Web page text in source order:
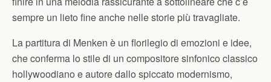
sempre un lieto fine anche nelle storie più travagliate.
La partitura di Menken è un florilegio di emozioni e idee,
che conferma lo stile di un compositore sinfonico classico
hollywoodiano e autore dallo spiccato modernismo,